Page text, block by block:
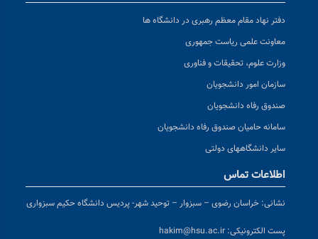
دفتر نهاد مقام معظم رهبری در دانشگاه ها
معاونت علمی ریاست جمهوری
وزارت علوم، تحقیقات و فناوری
سازمان امور دانشجویان
صندوق رفاه دانشجویان
سامانه حامیان صندوق رفاه دانشجویان
سایر دانشگاههای دولتی
اطلاعات تماس
نشانی: خراسان رضوی – سبزوار – توحید شهر- پردیس دانشگاه حکیم سبزواری
پست الکترونیکی: hakim@hsu.ac.ir